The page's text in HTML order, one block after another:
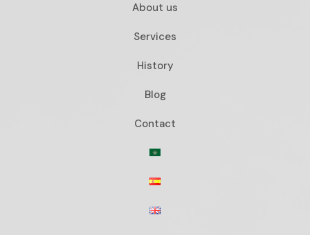
About us
Services
History
Blog
Contact